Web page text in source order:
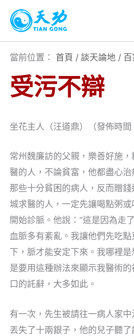
主
當前位置： 首頁 / 談天論地 /
受污不辯
坐花主人（汪道鼎）（發佈時間
常州魏廉訪的父親，樂善好施
醫的人，不論貧富，他都盡心
那些十分貧困的病人，反而贈
城求醫的人，一定先讓喝點粥
開始診脈。他說：“這是因為走
血脈多有紊亂。我讓他們先吃
下，脈才能安定下來。我哪裡
是要用這種辦法來顯示我醫術的
口的託辭，大多如此。
有一次，先生被請往一病人家
丟失了十兩銀子，他的兒子聽